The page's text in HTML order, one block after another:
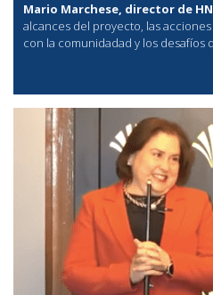
Mario Marchese, director de
alcances del proyecto, las
con la comunidadad y los desafíos